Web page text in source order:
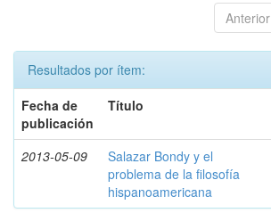
Anterior
Resultados por ítem:
Fecha de
publicación
Título
2013-05-09
Salazar Bondy y el
problema de la filosofía
hispanoamericana